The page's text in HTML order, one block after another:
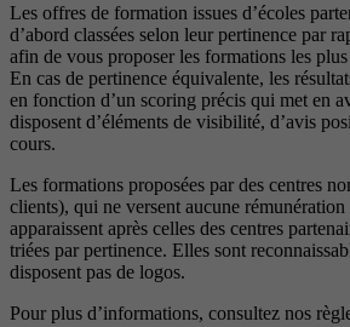
Les offres de formation issues d’écoles
d’abord classées selon leur pertinence par
afin de vous proposer les formations les plus
En cas de pertinence équivalente, les
en fonction d’un scoring précis qui met en
disposent d’éléments de visibilité, d’avis
cours.
Les formations proposées par des centres
clients), qui ne versent aucune
apparaissent après celles des centres
triées par pertinence. Elles sont
disposent pas de logos.
Pour plus d’informations, consultez nos